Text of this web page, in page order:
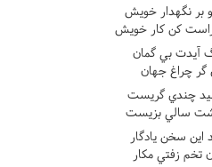
بر نگهدار خويش
کن کار خويش
آيدت بي گمان
گر چراغ جهان
چندي گريست
سالي بزيست
اين سخن يادگار
تخم زفتي مکار